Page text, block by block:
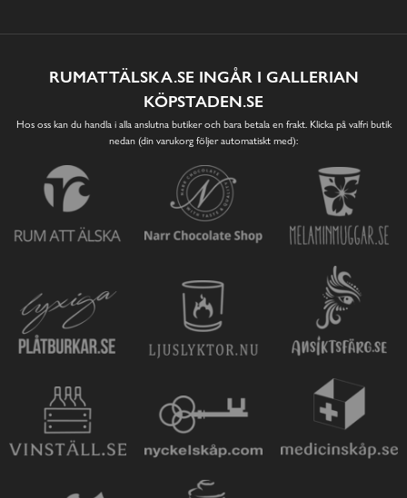
RUMATTÄLSKA.SE INGÅR I GALLERIAN
KÖPSTADEN.SE
Hos oss kan du handla i alla anslutna butiker och bara betala en frakt. Klicka på valfri butik
nedan (din varukorg följer automatiskt med):